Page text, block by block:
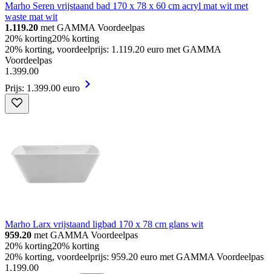
Marho Seren vrijstaand bad 170 x 78 x 60 cm acryl mat wit met
waste mat wit
1.119.20 met GAMMA Voordeelpas
20% korting20% korting
20% korting, voordeelprijs: 1.119.20 euro met GAMMA
Voordeelpas
1 .399.00
Prijs: 1.399.00 euro
Marho Larx vrijstaand ligbad 170 x 78 cm glans wit
959.20 met GAMMA Voordeelpas
20% korting20% korting
20% korting, voordeelprijs: 959.20 euro met GAMMA Voordeelpas
1 .199.00